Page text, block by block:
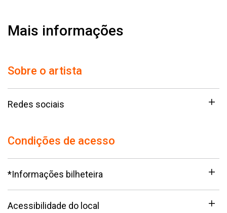
Mais informações
Sobre o artista
Redes sociais
Condições de acesso
*Informações bilheteira
Acessibilidade do local